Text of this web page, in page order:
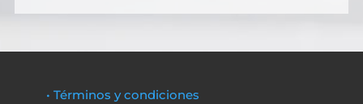
• Términos y condiciones